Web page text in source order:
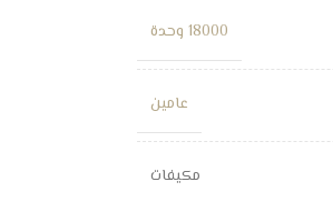
18000 وحدة
عامين
مكيفات